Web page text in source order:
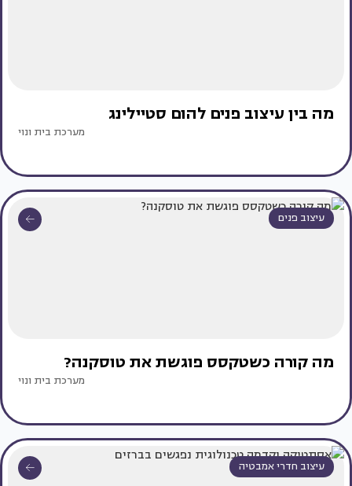
מה בין עיצוב פנים להום סטיילינג
מערכת בית ונוי
עיצוב פנים
מה קורה כשטקסס פוגשת את טוסקנה?
מערכת בית ונוי
עיצוב חדרי אמבטיה